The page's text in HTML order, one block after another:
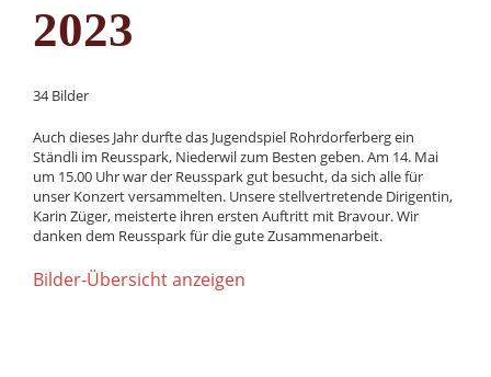
2023
34 Bilder
Auch dieses Jahr durfte das Jugendspiel Rohrdorferberg ein
Ständli im Reusspark, Niederwil zum Besten geben. Am 14. Mai
um 15.00 Uhr war der Reusspark gut besucht, da sich alle für
unser Konzert versammelten. Unsere stellvertretende Dirigentin,
Karin Züger, meisterte ihren ersten Auftritt mit Bravour. Wir
danken dem Reusspark für die gute Zusammenarbeit.
Bilder-Übersicht anzeigen